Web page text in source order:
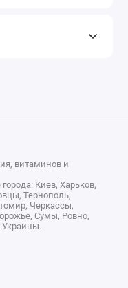
витаминов и
Киев, Харьков,
Тернополь,
Черкассы,
Сумы, Ровно,
Украины.